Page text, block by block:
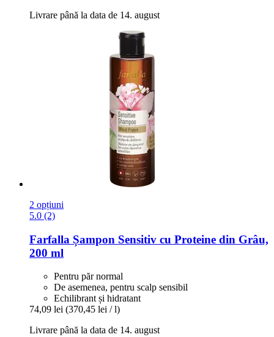
Livrare până la data de 14. august
2 opțiuni
5.0 (2)
Farfalla Șampon Sensitiv cu Proteine din Grâu,
200 ml
Pentru păr normal
De asemenea, pentru scalp sensibil
Echilibrant și hidratant
74,09 lei (370,45 lei / l)
Livrare până la data de 14. august